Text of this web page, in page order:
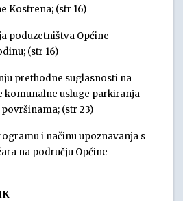
Kostrena; (str 16)
poduzetništva Općine
(str 16)
prethodne suglasnosti na
komunalne usluge parkiranja
(str 23)
i načinu upoznavanja s
na području Općine